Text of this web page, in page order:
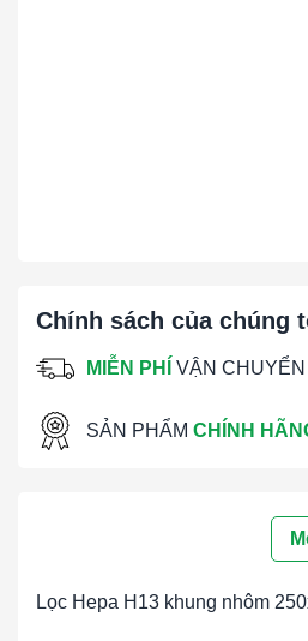
Chính sách của chúng
MIỄN PHÍ VẬN CHUYỂN
SẢN PHẨM CHÍNH
Lọc Hepa H13 khung nhôm